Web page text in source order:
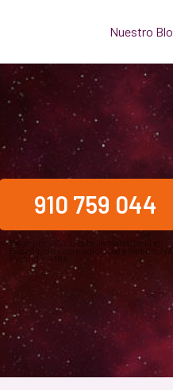
Nuestro
910 759 044
Pago por VISA. Coste llamada local en
España, sin coste adicional añadido. IVA
incluido. +18A